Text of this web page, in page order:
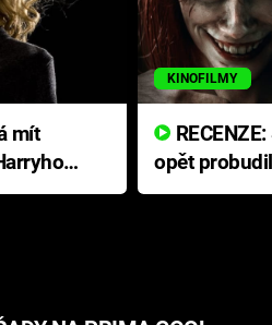
mít
KINOFILMY
opět
přichází s